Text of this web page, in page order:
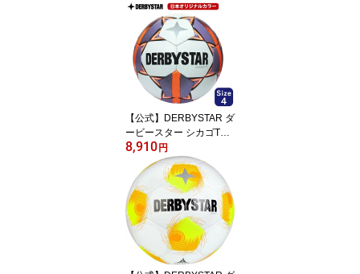
検定球 BRILLANT TT DB
V24 サッカーボール サッ
カー ボール ジュニアユ
ース ユース 中学生 高校
生 社会人 キック 練習 育
成球 5号
【公式】DERBYSTAR ダ
ービースター シカゴTT 4
号球 小学生 CHICAGO T
T V24 日本オリジナルカ
ラー サッカーボール サ
ッカー ボール ジュニア
キッズ 小学校 手縫い ト
レーニング キック 練習
育成球 4号
8,910円